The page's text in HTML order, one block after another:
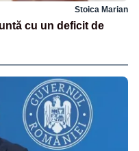
Stoica Marian
cu un deficit de